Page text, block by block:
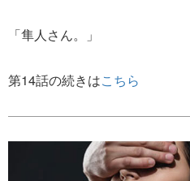
「隼人さん。」
第14話の続きはこちら